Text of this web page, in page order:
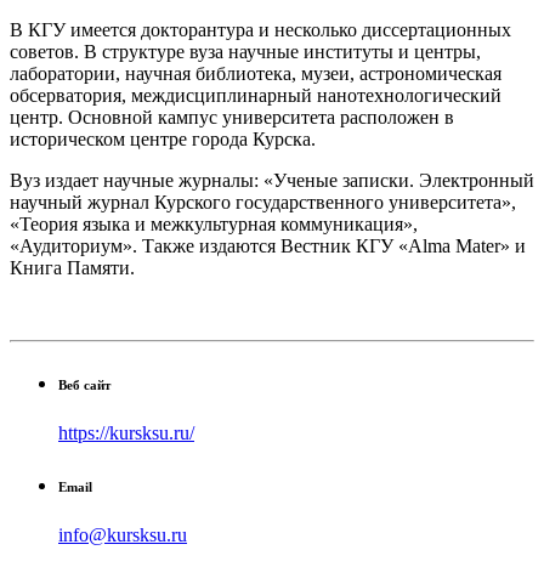
В КГУ имеется докторантура и несколько диссертационных
советов. В структуре вуза научные институты и центры,
лаборатории, научная библиотека, музеи, астрономическая
обсерватория, междисциплинарный нанотехнологический
центр. Основной кампус университета расположен в
историческом центре города Курска.
Вуз издает научные журналы: «Ученые записки. Электронный
научный журнал Курского государственного университета»,
«Теория языка и межкультурная коммуникация»,
«Аудиториум». Также издаются Вестник КГУ «Alma Mater» и
Книга Памяти.
Веб сайт
https://kursksu.ru/
Email
info@kursksu.ru